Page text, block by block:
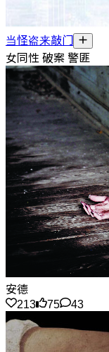
当怪盗来敲门
女同性 破案 警匪
安德
213
75 43